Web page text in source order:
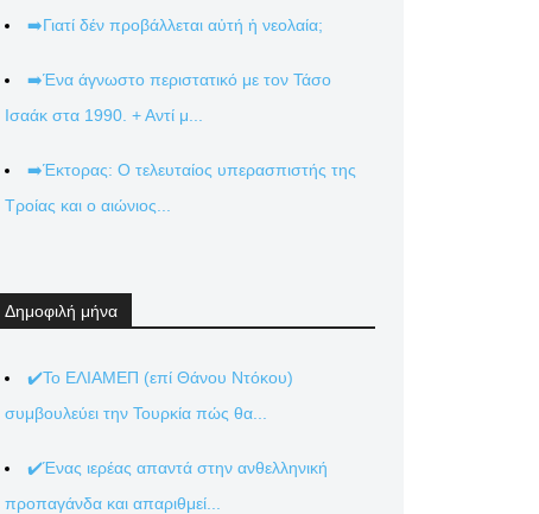
➡️Γιατί δέν προβάλλεται αὐτή ἡ νεολαία;
➡️Ένα άγνωστο περιστατικό με τον Τάσο
Ισαάκ στα 1990. + Αντί μ...
➡️Έκτορας: Ο τελευταίος υπερασπιστής της
Τροίας και ο αιώνιος...
Δημοφιλή μήνα
✔️Το ΕΛΙΑΜΕΠ (επί Θάνου Ντόκου)
συμβουλεύει την Τουρκία πώς θα...
✔️Ένας ιερέας απαντά στην ανθελληνική
προπαγάνδα και απαριθμεί...